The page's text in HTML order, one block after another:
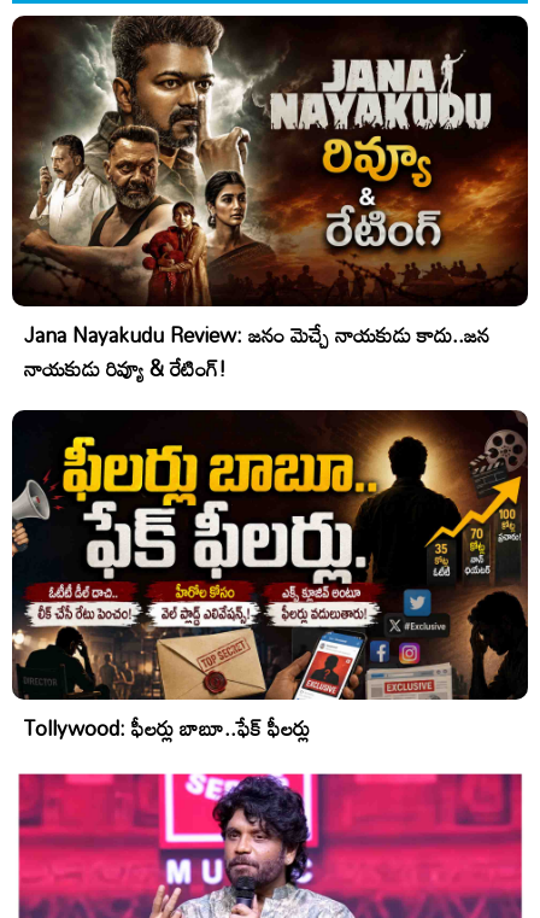
Jana Nayakudu Review: జనం మెచ్చే నాయకుడు కాదు..జన
నాయకుడు రివ్యూ & రేటింగ్!
Tollywood: ఫీలర్లు బాబూ..ఫేక్ ఫీలర్లు